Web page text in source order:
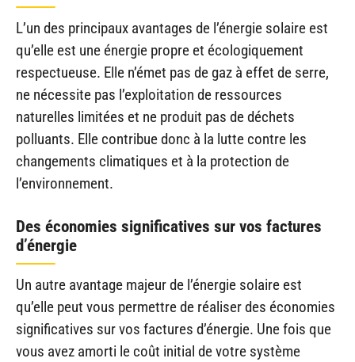
L’un des principaux avantages de l’énergie solaire est
qu’elle est une énergie propre et écologiquement
respectueuse. Elle n’émet pas de gaz à effet de serre,
ne nécessite pas l’exploitation de ressources
naturelles limitées et ne produit pas de déchets
polluants. Elle contribue donc à la lutte contre les
changements climatiques et à la protection de
l’environnement.
Des économies significatives sur vos factures
d’énergie
Un autre avantage majeur de l’énergie solaire est
qu’elle peut vous permettre de réaliser des économies
significatives sur vos factures d’énergie. Une fois que
vous avez amorti le coût initial de votre système